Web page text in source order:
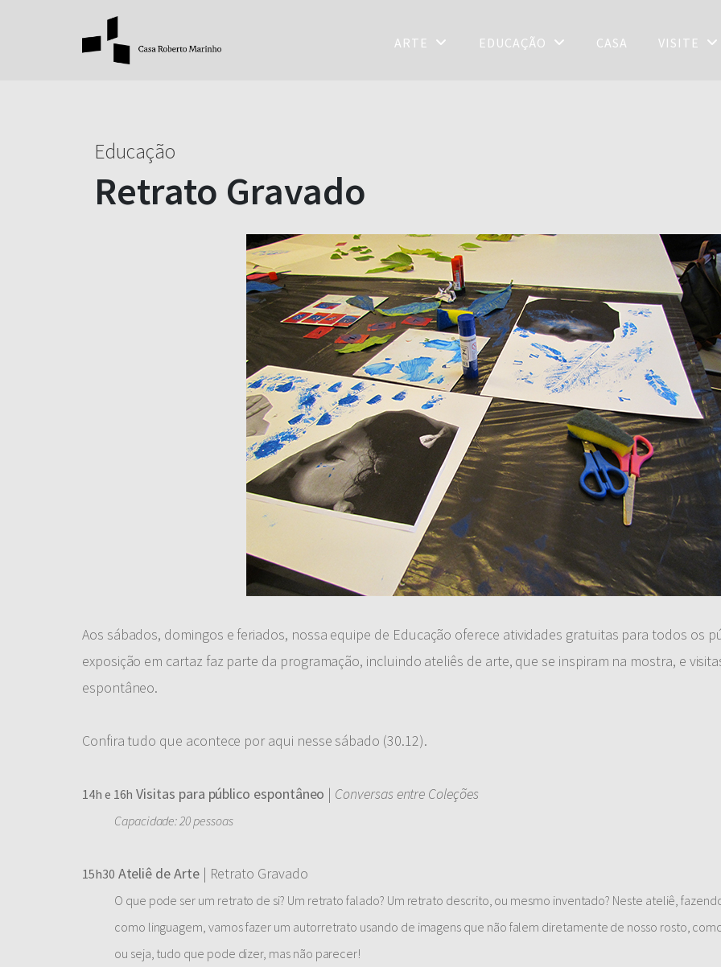
ARTE EDUCAÇÃO CASA VISITE
Educação
Retrato Gravado
Aos sábados, domingos e feriados, nossa equipe de Educação oferece atividades gratuitas para todos os
exposição em cartaz faz parte da programação, incluindo ateliês de arte, que se inspiram na mostra, e
espontâneo.
Confira tudo que acontece por aqui nesse sábado (30.12).
14h e 16h Visitas para público espontâneo | Conversas entre Coleções
Capacidade: 20 pessoas
15h30 Ateliê de Arte| Retrato Gravado
O que pode ser um retrato de si? Um retrato falado? Um retrato descrito, ou mesmo inventado? Neste ateliê,
como linguagem, vamos fazer um autorretrato usando de imagens que não falem diretamente de nosso rosto,
ou seja, tudo que pode dizer, mas não parecer!